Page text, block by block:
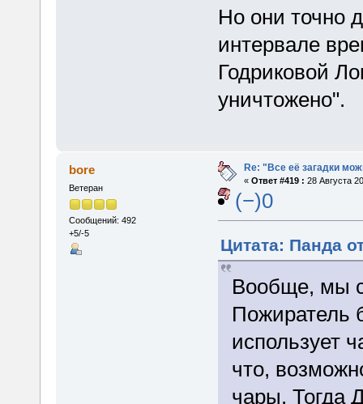
Но они точно
интервале
Годриковой
уничтожено".
bore
Ветеран
Сообщений: 492
+5/-5
Re: "Все её загадки
« Ответ #419 : 28 Августа
(−)0
Цитата: Панда
Вообще, мы
Пожиратель
использует
что,
чары. Тогда